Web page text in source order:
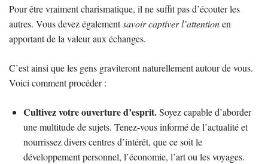
Pour être vraiment charismatique, il ne suffit pas d’écouter les
autres. Vous devez égalementsavoir captiver l’attentionen
apportant de la valeur aux échanges.
C’est ainsi que les gens graviteront naturellement autour de vous.
Voici comment procéder :
Cultivez votre ouverture d’esprit.Soyez capable d’aborder
une multitude de sujets. Tenez-vous informé de l’actualité et
nourrissez divers centres d’intérêt, que ce soit le
développement personnel, l’économie, l’art ou les voyages.